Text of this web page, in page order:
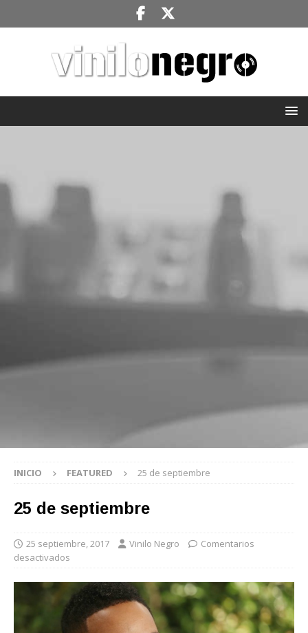
INICIO FEATURED 25 de septiembre
25 de septiembre
25 septiembre, 2017 Vinilo Negro
Comentarios
desactivados